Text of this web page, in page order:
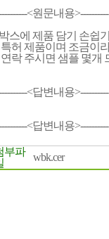
<원문내용>----------
박스에 제품 담기 손쉽
특허 제품이며 조금이
연락 주시면 샘플 몇개
<답변내용>----------
<답변내용>----------
부파
wbk.cer